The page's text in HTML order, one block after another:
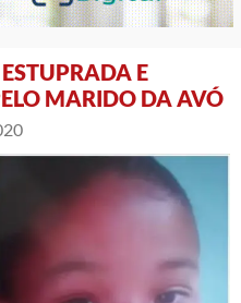
E
MARIDO DA AVÓ